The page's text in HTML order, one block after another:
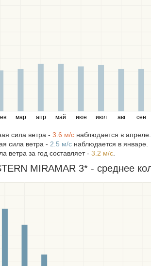
мар апр май июн июл авг сен
сила ветра - 3.6 м/c наблюдается в апреле.
сила ветра - 2.5 м/c наблюдается в январе.
ветра за год составляет - 3.2 м/c
MIRAMAR 3* - среднее